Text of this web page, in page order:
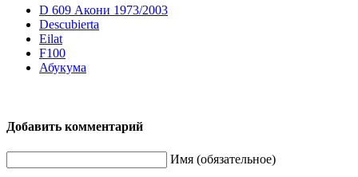
D 609 Акони 1973/2003
Descubierta
Eilat
F100
Абукума
Добавить комментарий
Имя (обязательное)